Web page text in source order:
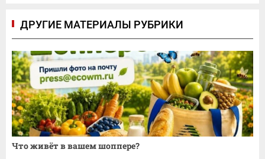
ДРУГИЕ МАТЕРИАЛЫ РУБРИКИ
Что живёт в вашем шоппере?